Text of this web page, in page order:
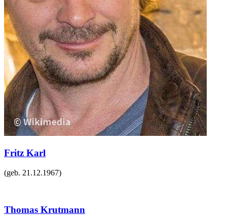
Fritz Karl
(geb. 21.12.1967)
Thomas Krutmann